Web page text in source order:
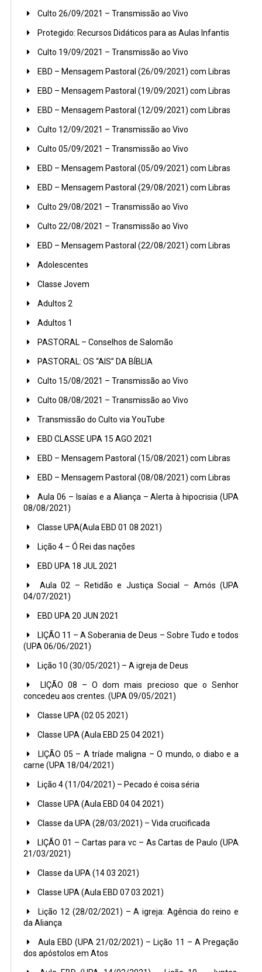
Culto 26/09/2021 – Transmissão ao Vivo
Protegido: Recursos Didáticos para as Aulas Infantis
Culto 19/09/2021 – Transmissão ao Vivo
EBD – Mensagem Pastoral (26/09/2021) com Libras
EBD – Mensagem Pastoral (19/09/2021) com Libras
EBD – Mensagem Pastoral (12/09/2021) com Libras
Culto 12/09/2021 – Transmissão ao Vivo
Culto 05/09/2021 – Transmissão ao Vivo
EBD – Mensagem Pastoral (05/09/2021) com Libras
EBD – Mensagem Pastoral (29/08/2021) com Libras
Culto 29/08/2021 – Transmissão ao Vivo
Culto 22/08/2021 – Transmissão ao Vivo
EBD – Mensagem Pastoral (22/08/2021) com Libras
Adolescentes
Classe Jovem
Adultos 2
Adultos 1
PASTORAL – Conselhos de Salomão
PASTORAL: OS “AIS” DA BÍBLIA
Culto 15/08/2021 – Transmissão ao Vivo
Culto 08/08/2021 – Transmissão ao Vivo
Transmissão do Culto via YouTube
EBD CLASSE UPA 15 AGO 2021
EBD – Mensagem Pastoral (15/08/2021) com Libras
EBD – Mensagem Pastoral (08/08/2021) com Libras
Aula 06 – Isaías e a Aliança – Alerta à hipocrisia (UPA
08/08/2021)
Classe UPA(Aula EBD 01 08 2021)
Lição 4 – Ó Rei das nações
EBD UPA 18 JUL 2021
Aula 02 – Retidão e Justiça Social – Amós (UPA
04/07/2021)
EBD UPA 20 JUN 2021
LIÇÃO 11 – A Soberania de Deus – Sobre Tudo e todos
(UPA 06/06/2021)
Lição 10 (30/05/2021) – A igreja de Deus
LIÇÃO 08 – O dom mais precioso que o Senhor
concedeu aos crentes. (UPA 09/05/2021)
Classe UPA (02 05 2021)
Classe UPA (Aula EBD 25 04 2021)
LIÇÃO 05 – A tríade maligna – O mundo, o diabo e a
carne (UPA 18/04/2021)
Lição 4 (11/04/2021) – Pecado é coisa séria
Classe UPA (Aula EBD 04 04 2021)
Classe da UPA (28/03/2021) – Vida crucificada
LIÇÃO 01 – Cartas para vc – As Cartas de Paulo (UPA
21/03/2021)
Classe da UPA (14 03 2021)
Classe UPA (Aula EBD 07 03 2021)
Lição 12 (28/02/2021) – A igreja: Agência do reino e
da Aliança
Aula EBD (UPA 21/02/2021) – Lição 11 – A Pregação
dos apóstolos em Atos